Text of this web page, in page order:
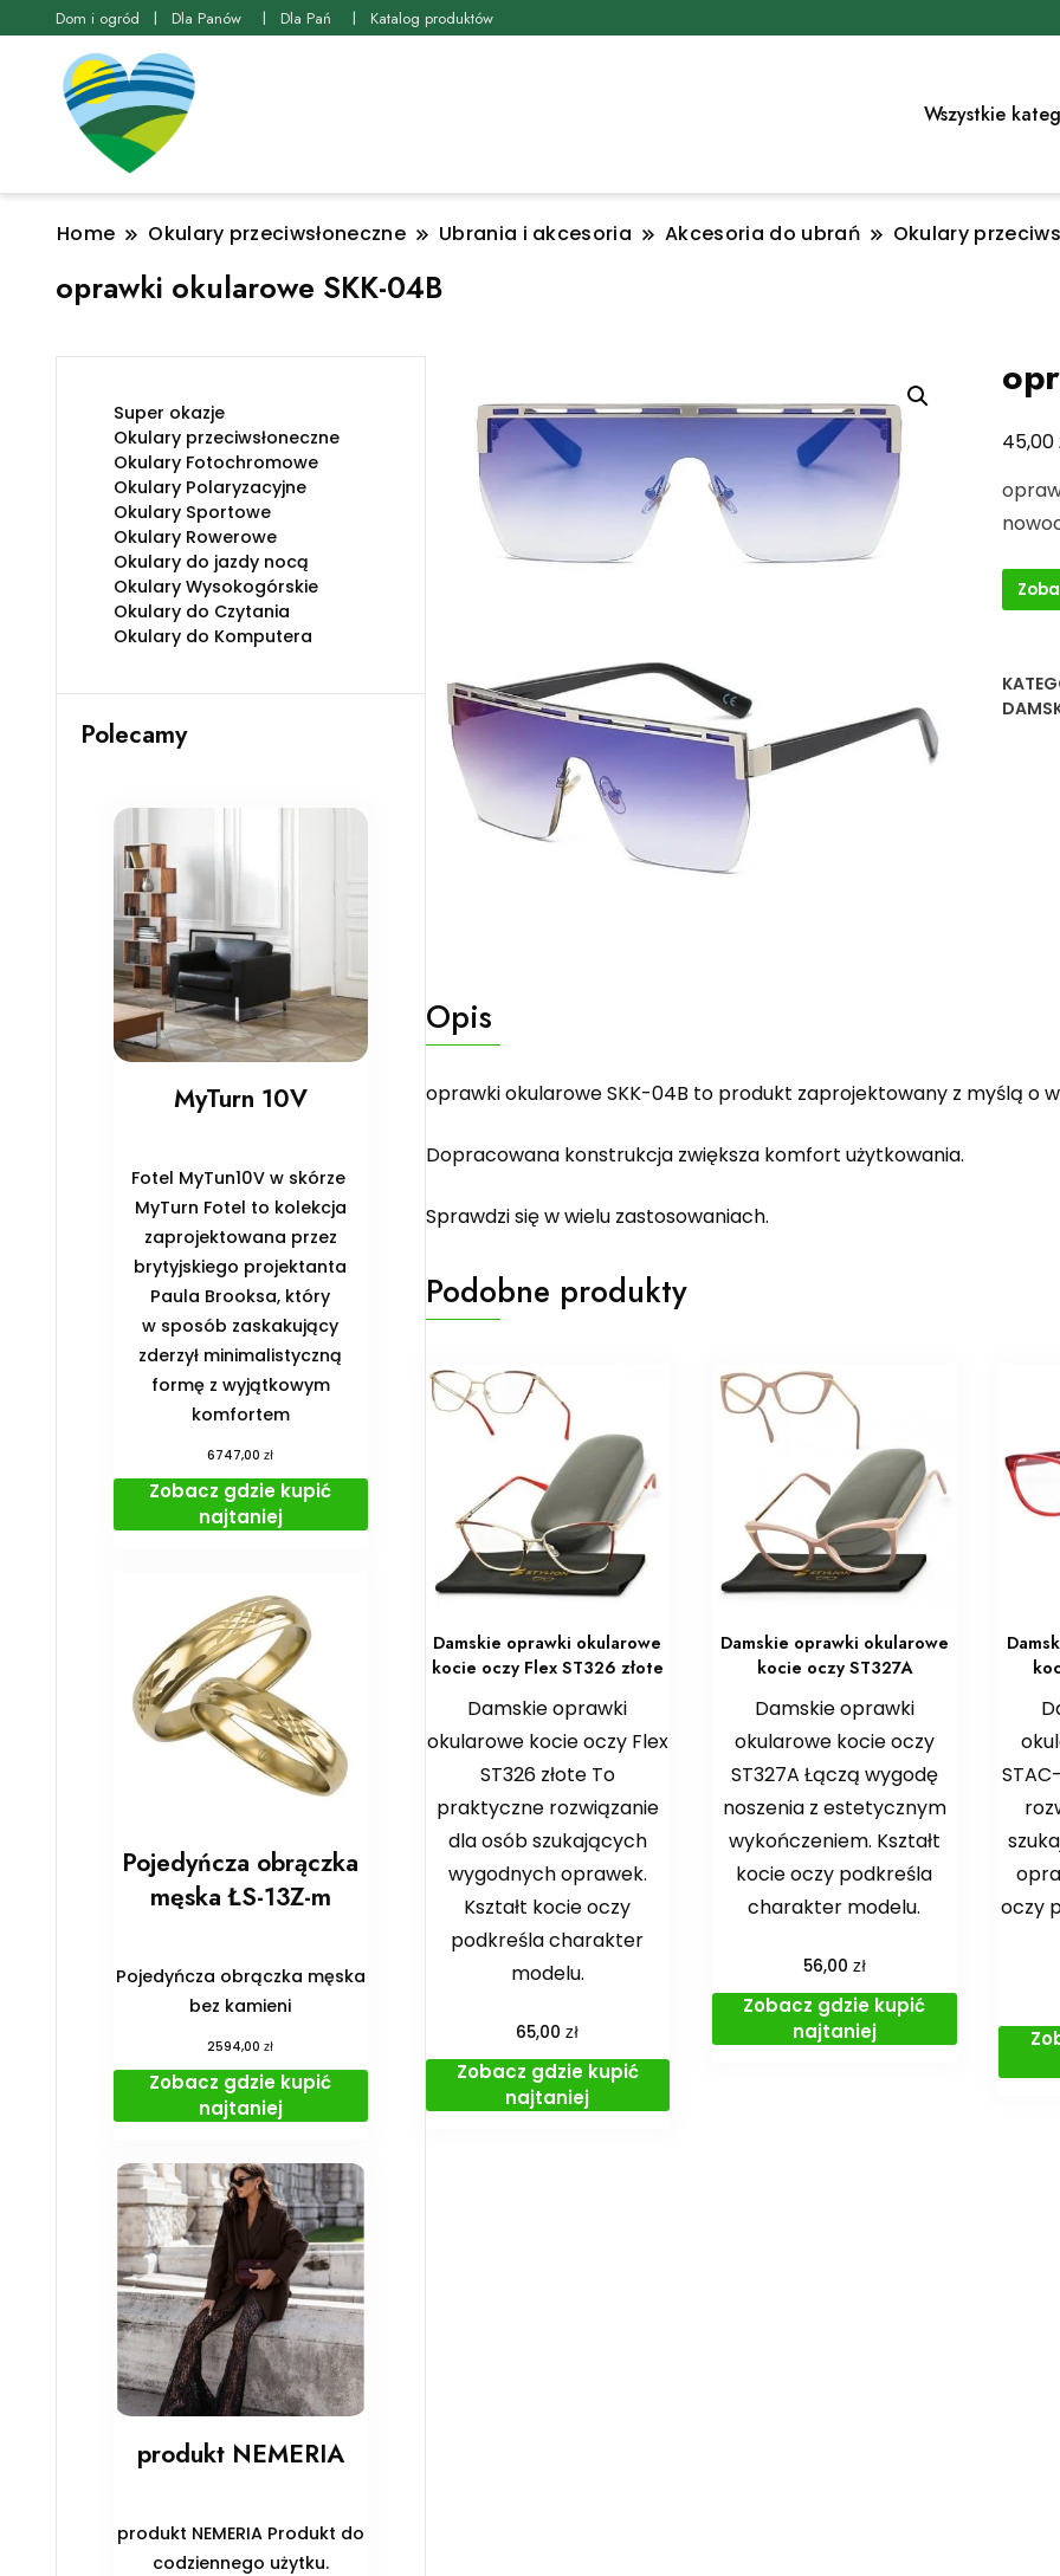
Dom i ogród Dla Panów Dla Pań Katalog produktów
Wszystkie
Home Okulary przeciwsłoneczne Ubrania i akcesoria Akcesoria do ubrań Okulary
oprawki okularowe SKK-04B
45,00
Opis
oprawki okularowe SKK-04B to produkt zaprojektowany z myślą o
Dopracowana konstrukcja zwiększa komfort użytkowania.
Sprawdzi się w wielu zastosowaniach.
Podobne produkty
Damskie oprawki okularowe
kocie oczy Flex ST326 złote
Damskie oprawki
okularowe kocie oczy Flex
ST326 złote To
praktyczne rozwiązanie
dla osób szukających
wygodnych oprawek.
Kształt kocie oczy
podkreśla charakter
modelu.
65,00zł
Zobacz gdzie kupić
najtaniej
Damskie oprawki okularowe
kocie oczy ST327A
Damskie oprawki
okularowe kocie oczy
ST327A Łączą wygodę
noszenia z estetycznym
wykończeniem. Kształt
kocie oczy podkreśla
charakter modelu.
56,00 zł
Zobacz gdzie kupić
najtaniej
oczy
Super okazje
Okulary przeciwsłoneczne
Okulary Fotochromowe
Okulary Polaryzacyjne
Okulary Sportowe
Okulary Rowerowe
Okulary do jazdy nocą
Okulary Wysokogórskie
Okulary do Czytania
Okulary do Komputera
Polecamy
MyTurn 10V
Fotel MyTun10V w skórze
MyTurn Fotel to kolekcja
zaprojektowana przez
brytyjskiego projektanta
Paula Brooksa, który
w sposób zaskakujący
zderzył minimalistyczną
formę z wyjątkowym
komfortem
6747,00zł
Zobacz gdzie kupić
najtaniej
Pojedyńcza obrączka
męska ŁS-13Z-m
Pojedyńcza obrączka męska
bez kamieni
2594,00zł
Zobacz gdzie kupić
najtaniej
produkt NEMERIA
produkt NEMERIA Produkt do
codziennego użytku.